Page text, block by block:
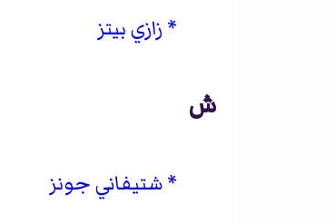
زازي بيتز
ش
شتيفاني جونز